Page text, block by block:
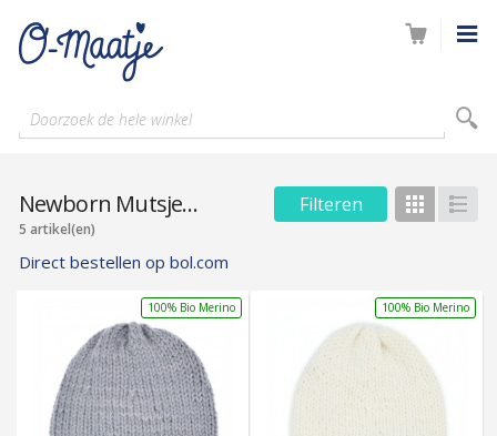
Doorzoek de hele winkel
Newborn Mutsjes Kopen? Filteren
Foto-
tabel
Lijst
5 artikel(en)
Direct bestellen op bol.com
100% Bio Merino 100% Bio Merino